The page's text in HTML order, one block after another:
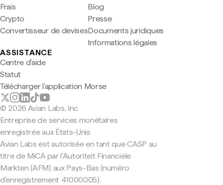
Frais
Crypto
Convertisseur de devises
Blog
Presse
Documents juridiques
Informations légales
ASSISTANCE
Centre d'aide
Statut
Télécharger l'application Morse
© 2026 Avian Labs, Inc
Entreprise de services monétaires
enregistrée aux États-Unis
Avian Labs est autorisée en tant que CASP au
titre de MiCA par l'Autoriteit Financiële
Markten (AFM) aux Pays-Bas (numéro
d'enregistrement 41000005).